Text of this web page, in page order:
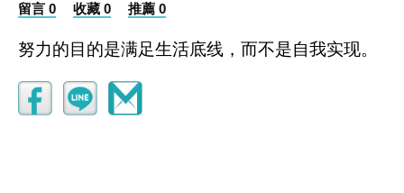
留言 0 收藏 0 推薦 0
努力的目的是满足生活底线，而不是自我实现。